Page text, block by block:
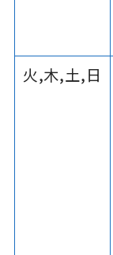
火,木,土,日